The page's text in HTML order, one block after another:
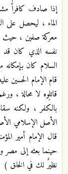
إذا صادف‏ كافراً
الماء ، ليحصل على
معركة صفين ، حيث
نفسه الذي كان قد
السلام كان بإمكانه
قام الإمام الحسين‏
قاتلِوه لا محالة ،
بالكفر ، ولكنه
الأصل الإسلامي
قال الإمام أمير
حينما بعثه إلى
نظيرٌ لك في الخلق‏ )